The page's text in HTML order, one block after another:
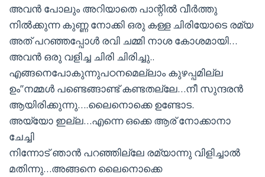
അവന്‍ പോലും അറിയാതെ പാന്റില്‍ വീര്‍ത്തു
നില്‍ക്കുന്ന കുണ്ണ നോക്കി ഒരു കള്ള ചിരിയോടെ രമ്യ
അത് പറഞ്ഞപ്പോള്‍ രവി ചമ്മി നാശ കോശമായി…
അവന്‍ ഒരു വളിച്ച ചിരി ചിരിച്ചു..
എങ്ങനെപോകുന്നുപഠനമെല്ലാം കുഴപ്പമില്ല
ഉം”നമ്മള്‍ പണ്ടെങ്ങാണ്ട് കണ്ടതല്ലേ…നീ സുന്ദരന്‍
ആയിരിക്കുന്നു….ലൈനൊക്കെ ഉണ്ടോട.
അയ്യോ ഇല്ല…എന്നെ ഒക്കെ ആര് നോക്കാനാ
ചേച്ചി
നിന്നോട് ഞാന്‍ പറഞ്ഞില്ലേ രമ്യാന്നു വിളിച്ചാല്‍
മതിന്നു…അങ്ങനെ ലൈനൊക്കെ